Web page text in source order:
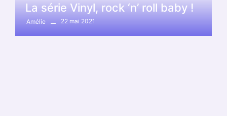
La série Vinyl, rock ‘n’ roll baby !
Amélie 22 mai 2021